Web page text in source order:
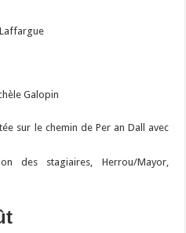
Galopin
sur le chemin de Per an Dall avec
des stagiaires, Herrou/Mayor,